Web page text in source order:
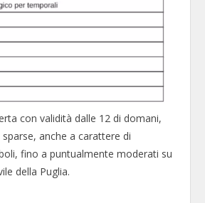
con validità dalle 12 di domani,
anche a carattere di
fino a puntualmente moderati su
della Puglia.